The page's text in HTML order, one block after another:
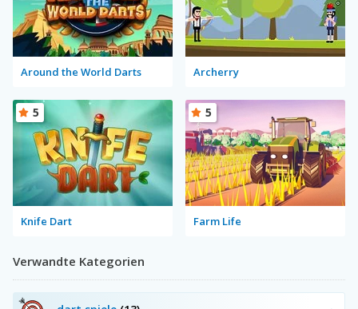
Around the World Darts Archerry
Knife Dart
5
Farm Life
5
Verwandte Kategorien